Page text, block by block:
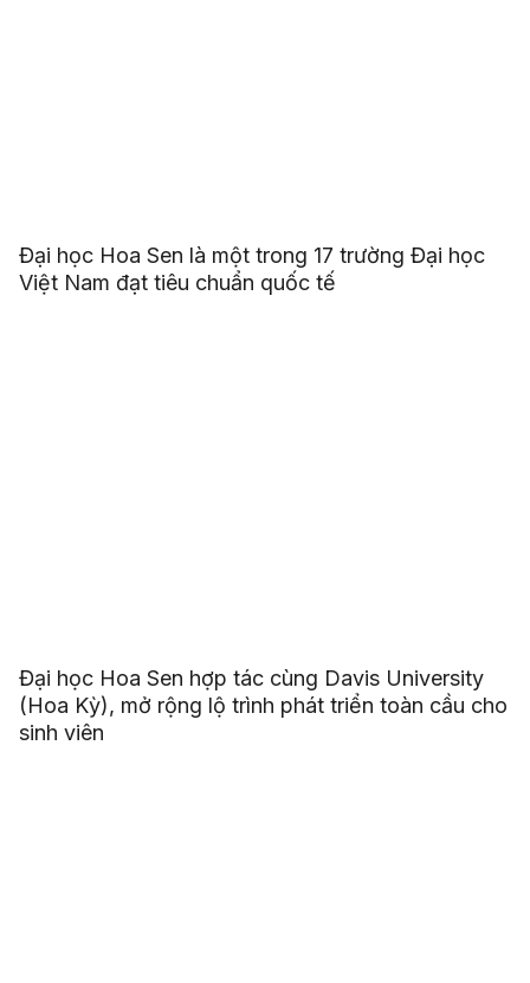
Đại học Hoa Sen là một trong 17 trường Đại học
Việt Nam đạt tiêu chuẩn quốc tế
Đại học Hoa Sen hợp tác cùng Davis University
(Hoa Kỳ), mở rộng lộ trình phát triển toàn cầu cho
sinh viên